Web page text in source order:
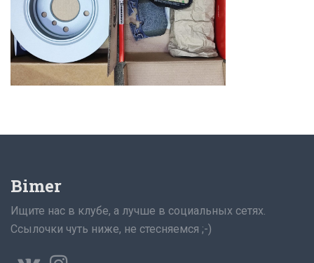
Bimer
Ищите нас в клубе, а лучше в социальных сетях.
Ссылочки чуть ниже, не стесняемся ;-)